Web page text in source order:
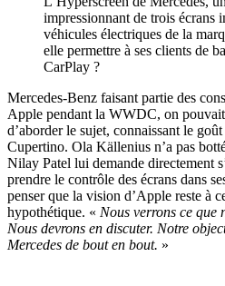
impressionnant de trois écrans
véhicules électriques de la
elle permettre à ses clients de
CarPlay ?
Mercedes-Benz faisant partie des
Apple pendant la WWDC, on pouvait
d’aborder le sujet, connaissant le
Cupertino. Ola Källenius n’a pas
Nilay Patel lui demande directement
prendre le contrôle des écrans dans
penser que la vision d’Apple reste à
hypothétique. « Nous verrons ce que
Nous devrons en discuter. Notre
Mercedes de bout en bout. »